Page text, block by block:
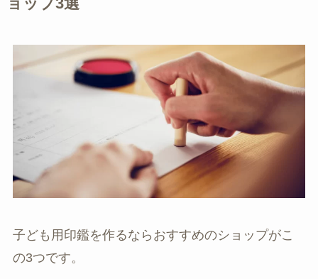
ョップ3選
子ども用印鑑を作るならおすすめのショップがこ
の3つです。